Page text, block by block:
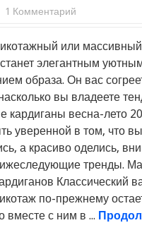
1 Комментарий
или
элегантным
образа. Он вас
вы владеете
кардиганы весна-лето
уверенной в том, что
а красиво оделись,
тренды.
Классический
по-прежнему
вместе с ним в ...